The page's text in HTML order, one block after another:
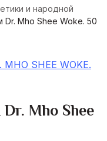
и народной
Mho Shee Woke. 50
Mho Shee